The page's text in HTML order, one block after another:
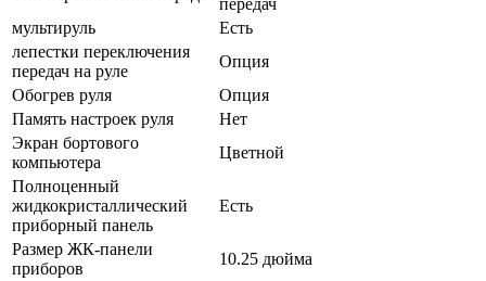
мультируль
Есть
лепестки переключения
передач на руле
Опция
Обогрев руля
Опция
Память настроек руля
Нет
Экран бортового
компьютера
Цветной
Полноценный
жидкокристаллический
приборный панель
Есть
Размер ЖК-панели
приборов
10.25 дюйма